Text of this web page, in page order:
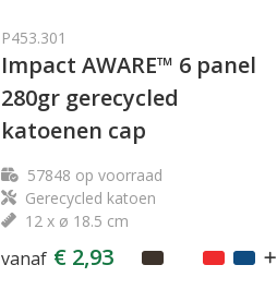
P453.301
Impact AWARE™ 6 panel
280gr gerecycled
katoenen cap
57848 op voorraad
Gerecycled katoen
12 x ø 18.5 cm
vanaf € 2,93